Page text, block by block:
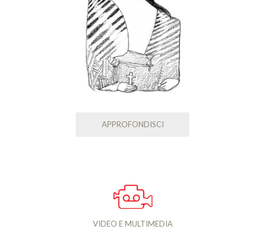
APPROFONDISCI
VIDEO E MULTIMEDIA